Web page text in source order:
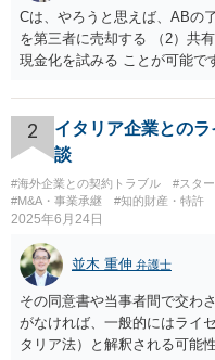
Cは、やろうと思えば、ABの
を第三者に売却する （2）共
現金化を試みる ことが可能で
ですし、買取価格は非常に安
い取ります」という業者が出
手続を粛々と進めることによ
を競売にかけたりすることが
多くかかり、最終的な手残り
ります。Cが外国にいるのな
（2）の方法よりも手残りが多
取りをしてもらうほうが「合
方が回答しているように、相
した時価を3分して、使用借権
立な金額の算定方法の一つで
2
イタリア企業との
談
#海外企業との契約トラブル #スタ
#M&A・事業承継
#知的財産・特許
2025年6月24日
並木 重伸 弁護士
その同意書や当事者間で交わ
がなければ、一般的にはライ
タリア法）と解釈される可能